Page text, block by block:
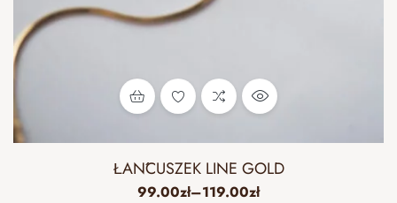
ŁAŃCUSZEK LINE GOLD
99.00zł–119.00zł